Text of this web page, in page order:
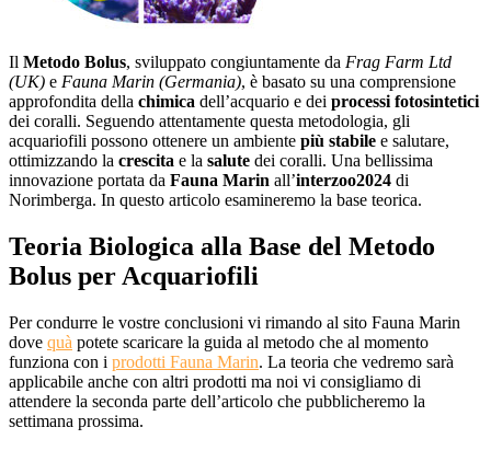
Il Metodo Bolus, sviluppato congiuntamente da Frag Farm Ltd
(UK) e Fauna Marin (Germania), è basato su una comprensione
approfondita della chimica dell’acquario e dei processi fotosintetici
dei coralli. Seguendo attentamente questa metodologia, gli
acquariofili possono ottenere un ambiente più stabile e salutare,
ottimizzando la crescita e la salute dei coralli. Una bellissima
innovazione portata da Fauna Marin all’interzoo2024 di
Norimberga. In questo articolo esamineremo la base teorica.
Teoria Biologica alla Base del Metodo
Bolus per Acquariofili
Per condurre le vostre conclusioni vi rimando al sito Fauna Marin
dove quà potete scaricare la guida al metodo che al momento
funziona con i prodotti Fauna Marin. La teoria che vedremo sarà
applicabile anche con altri prodotti ma noi vi consigliamo di
attendere la seconda parte dell’articolo che pubblicheremo la
settimana prossima.